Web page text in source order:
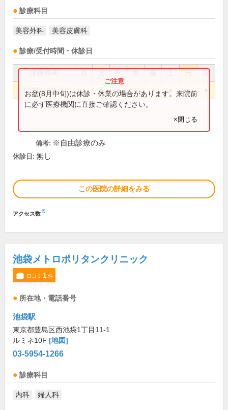
診療科目
美容外科 美容皮膚科
診療/受付時間・休診日
祝
10:00～19:00 ● ● ● ● ● ●
お盆(8月中旬)は休診・休業の場合があります。来院前
に必ず医療機関に直接ご確認ください。
×閉じる
備考: ※自由診療のみ
休診日: 無し
この医院の詳細をみる
アクセス数※
池袋メトロポリタンクリニック
口コミ 1件
所在地・電話番号
池袋駅
東京都豊島区西池袋1丁目11-1
ルミネ10F [地図]
03-5954-1266
診療科目
内科 婦人科